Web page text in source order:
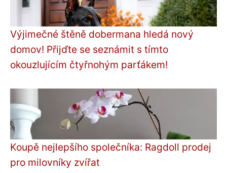
Výjimečné štěně dobermana hledá nový
domov! Přijďte se seznámit s tímto
okouzlujícím čtyřnohým parťákem!
Koupě nejlepšího společníka: Ragdoll prodej
pro milovníky zvířat